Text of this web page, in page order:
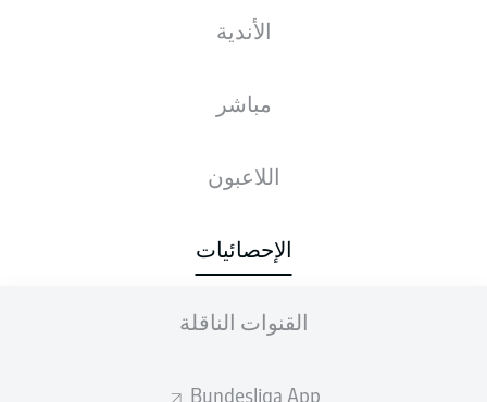
الأندية
مباشر
اللاعبون
الإحصائيات
القنوات الناقلة
Bundesliga App
FLORIAN
JULIAN